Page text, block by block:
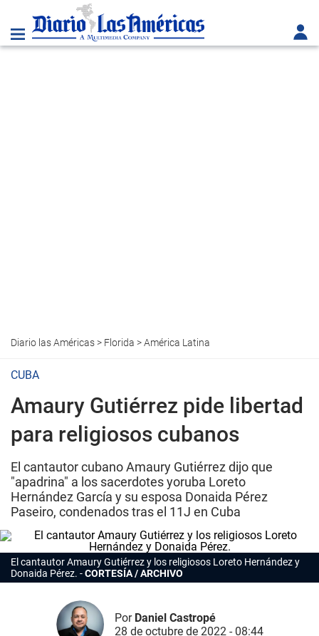
Diario las Américas> Florida >América Latina
CUBA
Amaury Gutiérrez pide libertad
para religiosos cubanos
El cantautor cubano Amaury Gutiérrez dijo que
"apadrina" a los sacerdotes yoruba Loreto
Hernández García y su esposa Donaida Pérez
Paseiro, condenados tras el 11J en Cuba
El cantautor Amaury Gutiérrez y los religiosos Loreto Hernández y
Donaida Pérez.
CORTESÍA / ARCHIVO
Por Daniel Castropé
28 de octubre de 2022 - 08:44